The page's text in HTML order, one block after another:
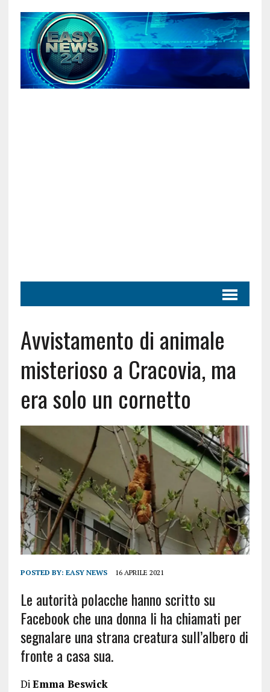
Avvistamento di animale
misterioso a Cracovia, ma
era solo un cornetto
POSTED BY: EASY NEWS 16 APRILE 2021
Le autorità polacche hanno scritto su
Facebook che una donna li ha chiamati per
segnalare una strana creatura sull’albero di
fronte a casa sua.
DiEmma Beswick